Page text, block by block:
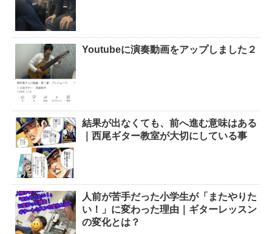
Youtubeに演奏動画をアップしました２
結果が出なくても、前へ進む意味はある
｜西尾ギター教室が大切にしている事
人前が苦手だった小学生が「またやりた
い！」に変わった理由｜ギターレッスン
の変化とは？